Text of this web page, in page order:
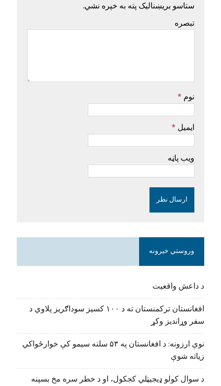
ستاسو بریښنالیک پته به خپره نشي.
تبصره
نوم *
ایمیل *
ویب پاڼه
وروستي خبرونه
د داعش واقعیت
افغانستان ترکمنستان ته د ۱۰۰ کسیز سوداګریز پلاوي د
سفر وړاندیز وکړ
نوې ارزونه: د افغانستان په ۵۳ سلنه سیمو کې خوارځواکي
زیاته شوې
د سوال کولو ډیجیټلي کجکول، او د خطر سره مخ بسپنه